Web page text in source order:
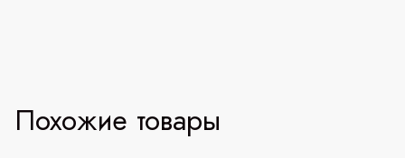
Похожие товары